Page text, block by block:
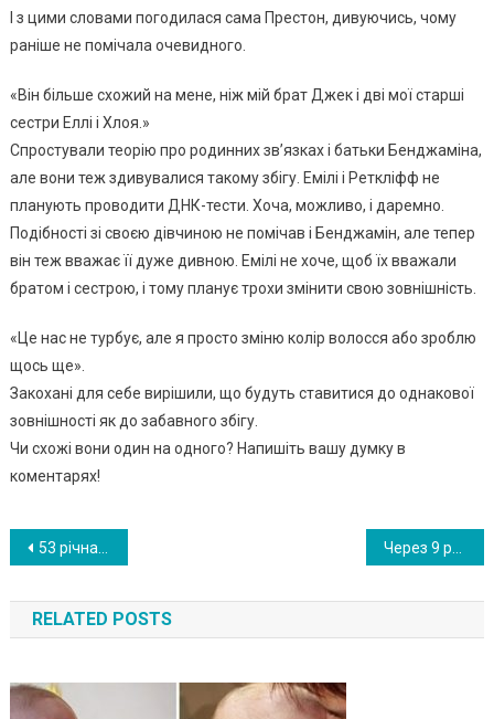
І з цими словами погодилася сама Престон, дивуючись, чому
раніше не помічала очевидного.
«Він більше схожий на мене, ніж мій брат Джек і дві мої старші
сестри Еллі і Хлоя.»
Спростували теорію про родинних зв’язках і батьки Бенджаміна,
але вони теж здивувалися такому збігу. Емілі і Реткліфф не
планують проводити ДНК-тести. Хоча, можливо, і даремно.
Подібності зі своєю дівчиною не помічав і Бенджамін, але тепер
він теж вважає її дуже дивною. Емілі не хоче, щоб їх вважали
братом і сестрою, і тому планує трохи змінити свою зовнішність.
«Це нас не турбує, але я просто зміню колір волосся або зроблю
щось ще».
Закохані для себе вирішили, що будуть ставитися до однакової
зовнішності як до забавного збігу.
Чи схожі вони один на одного? Напишіть вашу думку в
коментарях!
Навигация
по
записям
53 річна мама І 31 річна дочка народили сестер з різницею всього в декілька тижнів. ФОТО
RELATED POSTS